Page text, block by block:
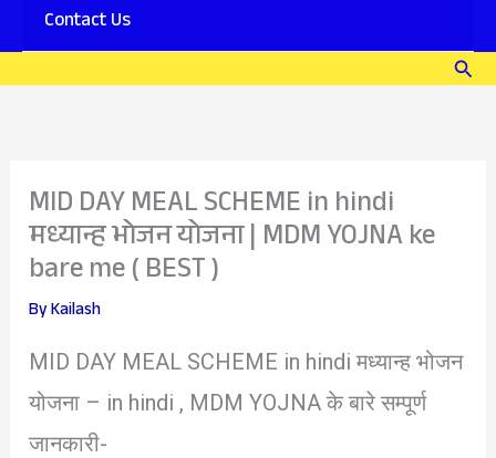
Contact Us
MID DAY MEAL SCHEME in hindi
मध्यान्ह भोजन योजना | MDM YOJNA ke
bare me ( BEST )
ByKailash
MID DAY MEAL SCHEME in hindi मध्यान्ह भोजन
योजना – in hindi , MDM YOJNA के बारे सम्पूर्ण
जानकारी-